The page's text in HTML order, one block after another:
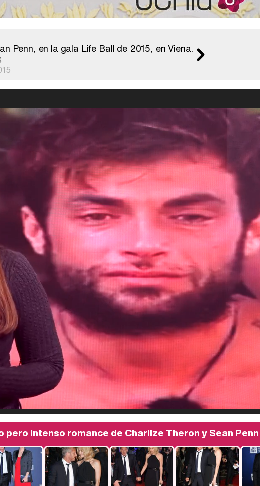
Penn, en la gala Life Ball de 2015, en Viena.
pero intenso romance de Charlize Theron y Sean Penn